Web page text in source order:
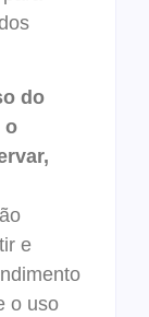
do
o
e
o uso